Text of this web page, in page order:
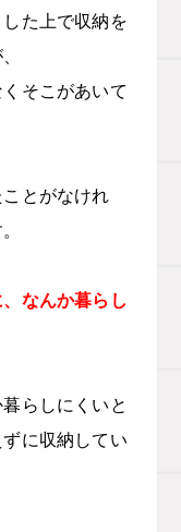
た上で収納を
そこがあいて
とがなけれ
なんか暮らし
らしにくいと
に収納してい